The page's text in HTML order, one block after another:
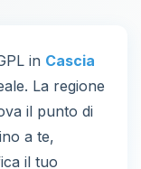
in Cascia
La regione
il punto di
a te,
il tuo